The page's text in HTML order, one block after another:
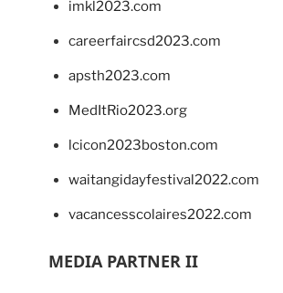
imkl2023.com
careerfaircsd2023.com
apsth2023.com
MedItRio2023.org
lcicon2023boston.com
waitangidayfestival2022.com
vacancesscolaires2022.com
MEDIA PARTNER II